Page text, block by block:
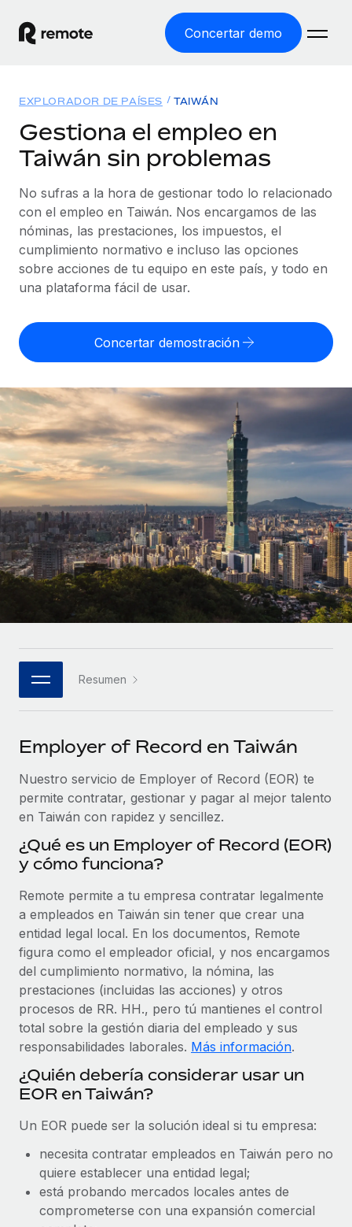
Concertar demo
EMPLEO GLOBAL
Nómina global
Gestiona las nóminas de forma sencilla y conforme a la
legalidad.
Employer of Record
Expándete en todo el mundo sin gastar en entidades.
cumpliendo la normativa.
Integra y gestiona a autónomos globalmente.
PEO
Externaliza tareas laborales complejas.
INFRAESTRUCTURA
Conexión Remote
Integra los RR. HH. en tus flujos de trabajo sin
complicaciones.
Plataforma
Funciones esenciales de RR. HH. integradas para tu
Conectar
Conecta cualquier herramienta de IA con Remote
Optimiza los procesos con herramientas empresariales
esenciales.
Pregunta a un experto
Obtén ayuda de gente experta en RR. HH. globales
y cumplimiento normativo.
Comprobaciones de antecedentes
Simplifica los procesos de cribado de candidatos.
Cumplimiento normativo
Adelántate a los riesgos de cumplimiento
normativo.
Gestión de dispositivos
Proporciona dispositivos tecnológicos y contrólalos
en todo el mundo.
Apertura de entidades
Movilidad y reubicación
Reubica a los empleados con facilidad.
Soluciones
COBERTURA MUNDIAL
Explorador de países
Consulta el soporte del empleo global según el país.
Explorador estatal de EE. UU.
Simplifica la contratación en todos los estados de EE.
Comparador de Remote
Compáranos con otras empresas.
ETAPAS DE CRECIMIENTO
Startups
Soluciones ágiles de RR. HH. globales y nóminas para
empresas en crecimiento.
Mediana empresa
Amplía tu equipo con soluciones de RR. HH.
personalizadas.
Empresa
RR. HH. globales para grandes empresas.
ASOCIARSE
Socios tecnológicos estratégicos
Integra la gestión de los RR. HH. globales en tu
Asociarse
Remote Build
Próximamente
Consultoría de integraciones y automatización con IA.
CASOS PRÁCTICOS
Recursos
HERRAMIENTAS Y CALCULADORAS
Calculadora del riesgo de clasificación errónea
Consulta el riesgo de clasificación errónea por país.
cualquier país.
Descubre opciones de divisas y tiempos de pago para
autónomos globales.
APRENDIZAJE CON REMOTE
Guías y recursos
Casos prácticos
Glosario de RR. HH.
Listas de verificación y plantillas
Biblioteca de descripciones de puestos
Webinarios
Información sobre salarios y talento
Obtén ayuda
Consulta todos los recursos
Nómina global
Contractor Management
Impuestos
Novedades de producto de Remote:
Integraciones con Gusto y Xero y Contractor
Management Plus
La misión de Remote sigue siendo ayudar a empresas de
todos los tamaños a contratar, gestionar y...
Precios
English
Nederlands
Français
Deutsch
Español
Italiano
Português (Portugal)
한국어
中文（简体）
EXPLORADOR DE PAÍSES TAIWÁN
Gestiona el empleo en
Taiwán sin problemas
No sufras a la hora de gestionar todo lo relacionado
con el empleo en Taiwán. Nos encargamos de las
nóminas, las prestaciones, los impuestos, el
cumplimiento normativo e incluso las opciones
sobre acciones de tu equipo en este país, y todo en
una plataforma fácil de usar.
Concertar demostración
Resumen
Employer of Record en Taiwán
Nuestro servicio de Employer of Record (EOR) te
permite contratar, gestionar y pagar al mejor talento
en Taiwán con rapidez y sencillez.
¿Qué es un Employer of Record (EOR)
y cómo funciona?
Remote permite a tu empresa contratar legalmente
a empleados en Taiwán sin tener que crear una
entidad legal local. En los documentos, Remote
figura como el empleador oficial, y nos encargamos
del cumplimiento normativo, la nómina, las
prestaciones (incluidas las acciones) y otros
procesos de RR. HH., pero tú mantienes el control
total sobre la gestión diaria del empleado y sus
responsabilidades laborales. Más información.
¿Quién debería considerar usar un
EOR en Taiwán?
Un EOR puede ser la solución ideal si tu empresa:
necesita contratar empleados en Taiwán pero no
quiere establecer una entidad legal;
está probando mercados locales antes de
comprometerse con una expansión comercial